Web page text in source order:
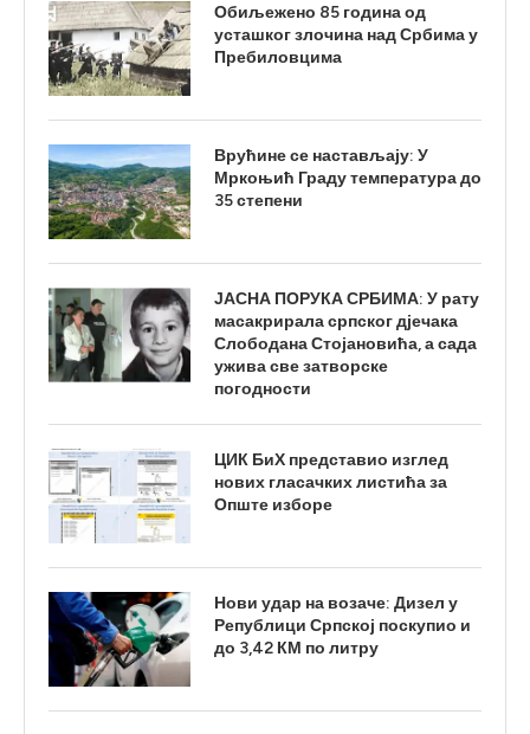
Обиљежено 85 година од
усташког злочина над Србима у
Пребиловцима
Врућине се настављају: У
Мркоњић Граду температура до
35 степени
ЈАСНА ПОРУКА СРБИМА: У рату
масакрирала српског дјечака
Слободана Стојановића, а сада
ужива све затворске
погодности
ЦИК БиХ представио изглед
нових гласачких листића за
Опште изборе
Нови удар на возаче: Дизел у
Републици Српској поскупио и
до 3,42 КМ по литру